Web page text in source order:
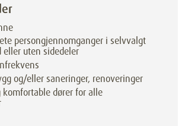
persongjennomganger i selvvalgt
eller uten sidedeler
og/eller saneringer, renoveringer
komfortable dører for alle